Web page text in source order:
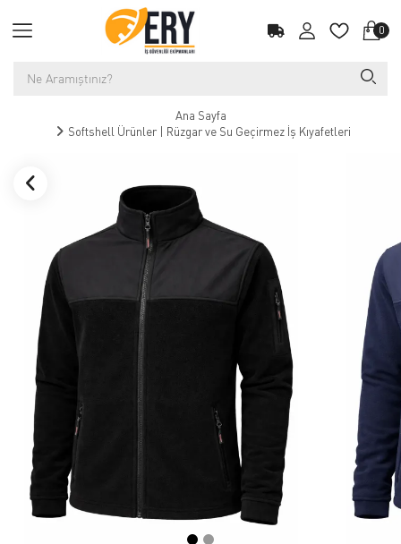
0
Ana Sayfa
Softshell Ürünler | Rüzgar ve Su Geçirmez İş Kıyafetleri